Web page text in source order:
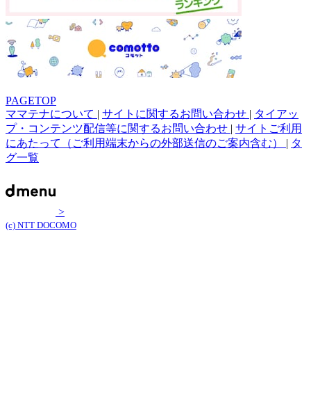
PAGETOP
ママテナについて | サイトに関するお問い合わせ | タイアッ
プ・コンテンツ配信等に関するお問い合わせ | サイトご利用
にあたって（ご利用端末からの外部送信のご案内含む） | タ
グ一覧
>
(c) NTT DOCOMO